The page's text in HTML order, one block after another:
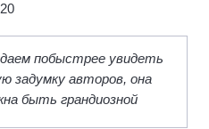
побыстрее увидеть
задумку авторов, она
быть грандиозной